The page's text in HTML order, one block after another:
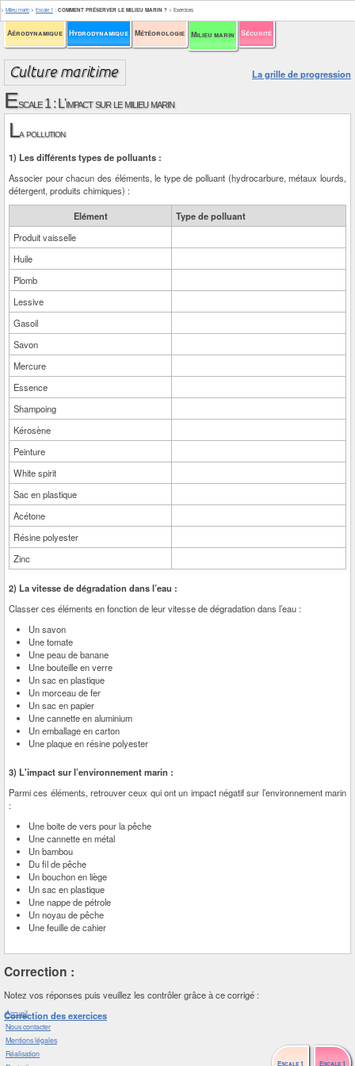
Aérodynamique Hydrodynamique Météorologie Milieu marin Sécurité
> Milieu marin > Escale 1 : COMMENT PRÉSERVER LE MILIEU MARIN ? > Exercices
La grille de progression
Escale 1 : L'impact sur le milieu marin
La pollution
1) Les différents types de polluants :
Associer pour chacun des éléments, le type de polluant (hydrocarbure, métaux lourds,
détergent, produits chimiques) :
Elément
Type de polluant
Produit vaisselle
Huile
Plomb
Lessive
Gasoil
Savon
Mercure
Essence
Shampoing
Kérosène
Peinture
White spirit
Sac en plastique
Acétone
Résine polyester
Zinc
2) La vitesse de dégradation dans l’eau :
Classer ces éléments en fonction de leur vitesse de dégradation dans l’eau :
Un savon
Une tomate
Une peau de banane
Une bouteille en verre
Un sac en plastique
Un morceau de fer
Un sac en papier
Une cannette en aluminium
Un emballage en carton
Une plaque en résine polyester
3) L'impact sur l’environnement marin :
Parmi ces éléments, retrouver ceux qui ont un impact négatif sur l’environnement marin
:
Une boite de vers pour la pêche
Une cannette en métal
Un bambou
Du fil de pêche
Un bouchon en liège
Un sac en plastique
Une nappe de pétrole
Un noyau de pêche
Une feuille de cahier
Accueil
Nous contacter
Mentions légales
Réalisation
Escale 1
Escale 1
Correction :
Notez vos réponses puis veuillez les contrôler grâce à ce corrigé :
Correction des exercices